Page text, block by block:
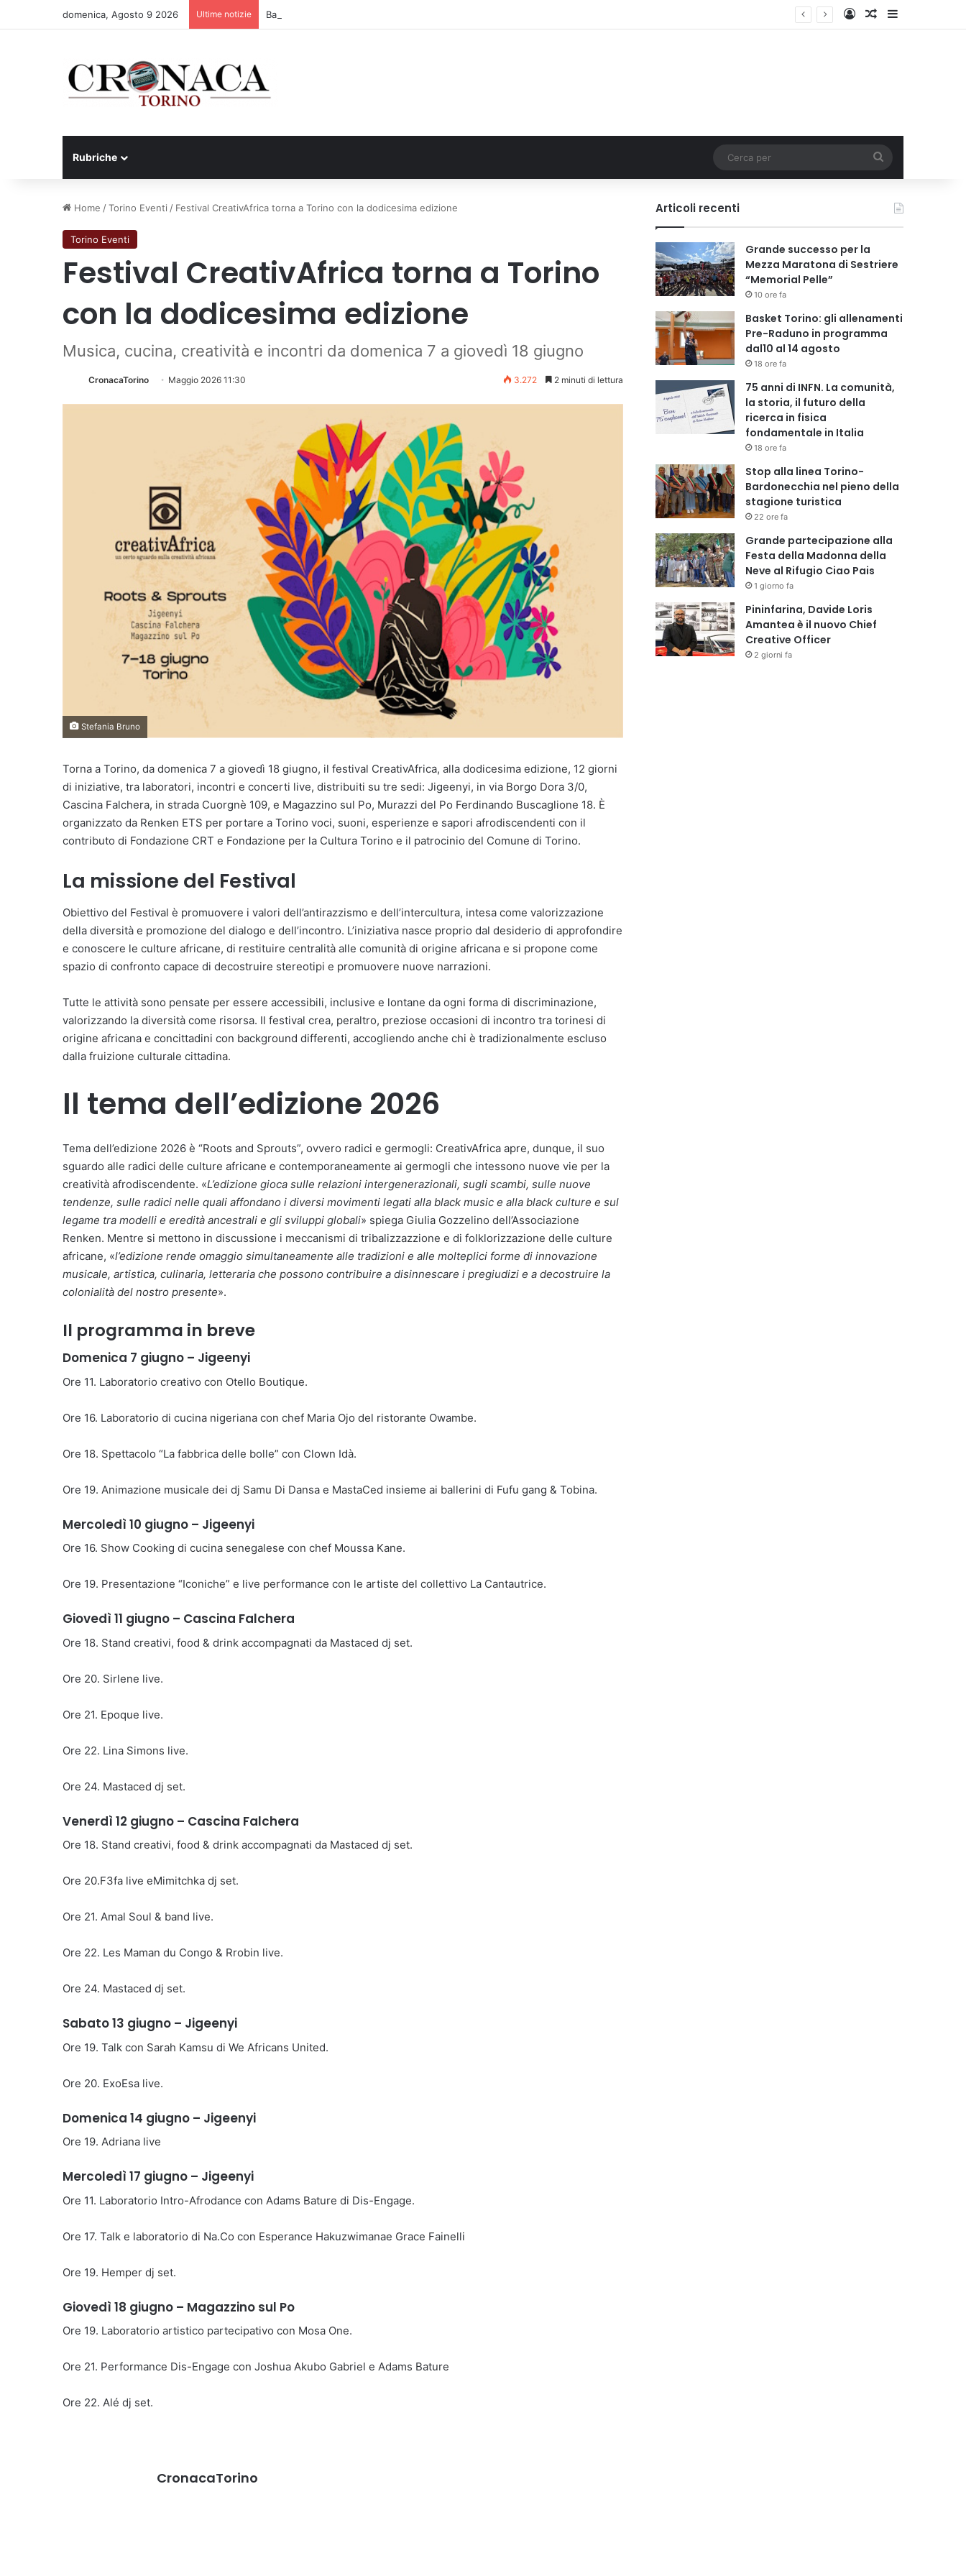
domenica, Agosto 9 2026 Ultime notizie Basket Torino: gli allenamenti Pre-Raduno in programma dal10 al 14 agosto AccediUn articolo a
Rubriche
per
Home /Torino Eventi / Festival CreativAfrica torna a Torino con la dodicesima edizione
Torino Eventi
Festival CreativAfrica torna a Torino
con la dodicesima edizione
Musica, cucina, creatività e incontri da domenica 7 a giovedì 18 giugno
CronacaTorino Maggio 2026 11:30 3.272 2 minuti di lettura
Stefania Bruno
Torna a Torino, da domenica 7 a giovedì 18 giugno, il festival CreativAfrica, alla dodicesima edizione, 12 giorni
di iniziative, tra laboratori, incontri e concerti live, distribuiti su tre sedi: Jigeenyi, in via Borgo Dora 3/0,
Cascina Falchera, in strada Cuorgnè 109, e Magazzino sul Po, Murazzi del Po Ferdinando Buscaglione 18. È
organizzato da Renken ETS per portare a Torino voci, suoni, esperienze e sapori afrodiscendenti con il
contributo di Fondazione CRT e Fondazione per la Cultura Torino e il patrocinio del Comune di Torino.
La missione del Festival
Obiettivo del Festival è promuovere i valori dell’antirazzismo e dell’intercultura, intesa come valorizzazione
della diversità e promozione del dialogo e dell’incontro. L’iniziativa nasce proprio dal desiderio di approfondire
e conoscere le culture africane, di restituire centralità alle comunità di origine africana e si propone come
spazio di confronto capace di decostruire stereotipi e promuovere nuove narrazioni.
Tutte le attività sono pensate per essere accessibili, inclusive e lontane da ogni forma di discriminazione,
valorizzando la diversità come risorsa. Il festival crea, peraltro, preziose occasioni di incontro tra torinesi di
origine africana e concittadini con background differenti, accogliendo anche chi è tradizionalmente escluso
dalla fruizione culturale cittadina.
Il tema dell’edizione 2026
Tema dell’edizione 2026 è “Roots and Sprouts”, ovvero radici e germogli: CreativAfrica apre, dunque, il suo
sguardo alle radici delle culture africane e contemporaneamente ai germogli che intessono nuove vie per la
creatività afrodiscendente. «L’edizione gioca sulle relazioni intergenerazionali, sugli scambi, sulle nuove
tendenze, sulle radici nelle quali affondano i diversi movimenti legati alla black music e alla black culture e sul
legame tra modelli e eredità ancestrali e gli sviluppi globali» spiega Giulia Gozzelino dell’Associazione
Renken. Mentre si mettono in discussione i meccanismi di tribalizzazzione e di folklorizzazione delle culture
africane, «l’edizione rende omaggio simultaneamente alle tradizioni e alle molteplici forme di innovazione
musicale, artistica, culinaria, letteraria che possono contribuire a disinnescare i pregiudizi e a decostruire la
colonialità del nostro presente».
Il programma in breve
Domenica 7 giugno – Jigeenyi
Ore 11. Laboratorio creativo con Otello Boutique.
Ore 16. Laboratorio di cucina nigeriana con chef Maria Ojo del ristorante Owambe.
Ore 18. Spettacolo “La fabbrica delle bolle” con Clown Idà.
Ore 19. Animazione musicale dei dj Samu Di Dansa e MastaCed insieme ai ballerini di Fufu gang & Tobina.
Mercoledì 10 giugno – Jigeenyi
Ore 16. Show Cooking di cucina senegalese con chef Moussa Kane.
Ore 19. Presentazione “Iconiche” e live performance con le artiste del collettivo La Cantautrice.
Giovedì 11 giugno – Cascina Falchera
Ore 18. Stand creativi, food & drink accompagnati da Mastaced dj set.
Ore 20. Sirlene live.
Ore 21. Epoque live.
Ore 22. Lina Simons live.
Ore 24. Mastaced dj set.
Venerdì 12 giugno – Cascina Falchera
Ore 18. Stand creativi, food & drink accompagnati da Mastaced dj set.
Ore 20.F3fa live eMimitchka dj set.
Ore 21. Amal Soul & band live.
Ore 22. Les Maman du Congo & Rrobin live.
Ore 24. Mastaced dj set.
Sabato 13 giugno – Jigeenyi
Ore 19. Talk con Sarah Kamsu di We Africans United.
Ore 20. ExoEsa live.
Domenica 14 giugno – Jigeenyi
Ore 19. Adriana live
Mercoledì 17 giugno – Jigeenyi
Ore 11. Laboratorio Intro-Afrodance con Adams Bature di Dis-Engage.
Ore 17. Talk e laboratorio di Na.Co con Esperance Hakuzwimanae Grace Fainelli
Ore 19. Hemper dj set.
Giovedì 18 giugno – Magazzino sul Po
Ore 19. Laboratorio artistico partecipativo con Mosa One.
Ore 21. Performance Dis-Engage con Joshua Akubo Gabriel e Adams Bature
Ore 22. Alé dj set.
CronacaTorino
Articoli recenti
Grande successo per la
Mezza Maratona di Sestriere
“Memorial Pelle”
10 ore fa
Basket Torino: gli allenamenti
Pre-Raduno in programma
dal10 al 14 agosto
18 ore fa
75 anni di INFN. La comunità,
la storia, il futuro della
ricerca in fisica
fondamentale in Italia
18 ore fa
Stop alla linea Torino-
Bardonecchia nel pieno della
stagione turistica
22 ore fa
Grande partecipazione alla
Festa della Madonna della
Neve al Rifugio Ciao Pais
1 giorno fa
Pininfarina, Davide Loris
Amantea è il nuovo Chief
Creative Officer
2 giorni fa